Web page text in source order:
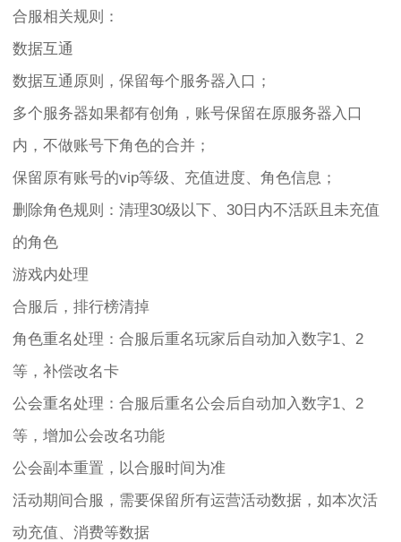
合服相关规则：
数据互通
数据互通原则，保留每个服务器入口；
多个服务器如果都有创角，账号保留在原服务器入口
内，不做账号下角色的合并；
保留原有账号的vip等级、充值进度、角色信息；
删除角色规则：清理30级以下、30日内不活跃且未充值
的角色
游戏内处理
合服后，排行榜清掉
角色重名处理：合服后重名玩家后自动加入数字1、2
等，补偿改名卡
公会重名处理：合服后重名公会后自动加入数字1、2
等，增加公会改名功能
公会副本重置，以合服时间为准
活动期间合服，需要保留所有运营活动数据，如本次活
动充值、消费等数据